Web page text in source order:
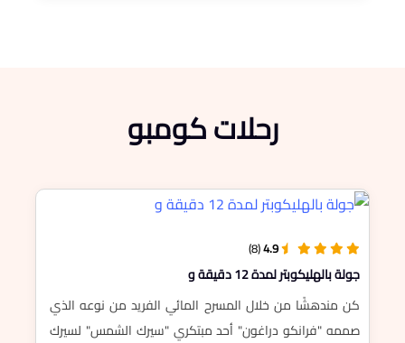
رحلات كومبو
4.9
(8)
جولة بالهليكوبتر لمدة 12 دقيقة و
كن مندهشًا من خلال المسرح المائي الفريد من نوعه الذي
صممه "فرانكو دراغون" أحد مبتكري "سيرك الشمس" لسيرك